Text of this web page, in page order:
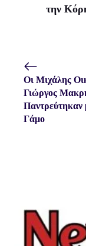
την
Οι Μιχάλης
Γιώργος
Παντρεύτηκαν
Γάμο